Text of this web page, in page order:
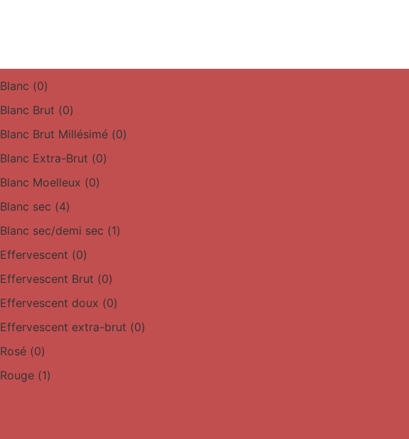
Blanc (0)
Blanc Brut (0)
Blanc Brut Millésimé (0)
Blanc Extra-Brut (0)
Blanc Moelleux (0)
Blanc sec (4)
Blanc sec/demi sec (1)
Effervescent (0)
Effervescent Brut (0)
Effervescent doux (0)
Effervescent extra-brut (0)
Rosé (0)
Rouge (1)